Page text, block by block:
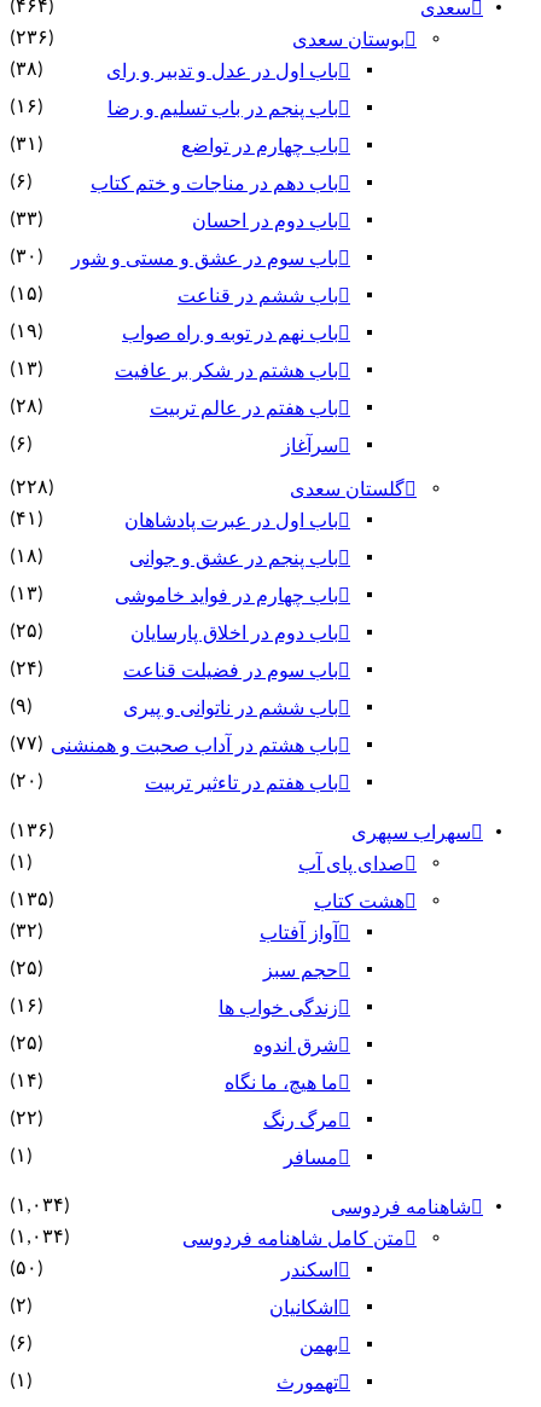
سعدی
(۴۶۴)
بوستان سعدی
(۲۳۶)
باب اول در عدل و تدبیر و رای
(۳۸)
باب پنجم در باب تسلیم و رضا (۱۶)
باب چهارم در تواضع (۳۱)
باب دهم در مناجات و ختم کتاب (۶)
باب دوم در احسان (۳۳)
باب سوم در عشق و مستی و شور (۳۰)
باب ششم در قناعت (۱۵)
باب نهم در توبه و راه صواب (۱۹)
باب هشتم در شکر بر عافیت (۱۳)
باب هفتم در عالم تربیت (۲۸)
سرآغاز (۶)
گلستان سعدی
(۲۲۸)
باب اول در عبرت پادشاهان
(۴۱)
باب پنجم در عشق و جوانى (۱۸)
باب چهارم در فواید خاموشى (۱۳)
باب دوم در اخلاق پارسایان (۲۵)
باب سوم در فضیلت قناعت (۲۴)
باب ششم در ناتوانى و پیرى (۹)
باب هشتم در آداب صحبت و همنشنى (۷۷)
باب هفتم در تاءثیر تربیت (۲۰)
سهراب سپهری
(۱۳۶)
صدای پای آب
(۱)
هشت کتاب
(۱۳۵)
آواز آفتاب
(۳۲)
حجم سبز (۲۵)
زندگی خواب ها (۱۶)
شرق اندوه (۲۵)
ما هیچ، ما نگاه (۱۴)
مرگ رنگ (۲۲)
مسافر (۱)
شاهنامه فردوسی
(۱,۰۳۴)
متن کامل شاهنامه فردوسی
(۱,۰۳۴)
اسکندر
(۵۰)
اشکانیان (۲)
بهمن (۶)
تهمورث (۱)